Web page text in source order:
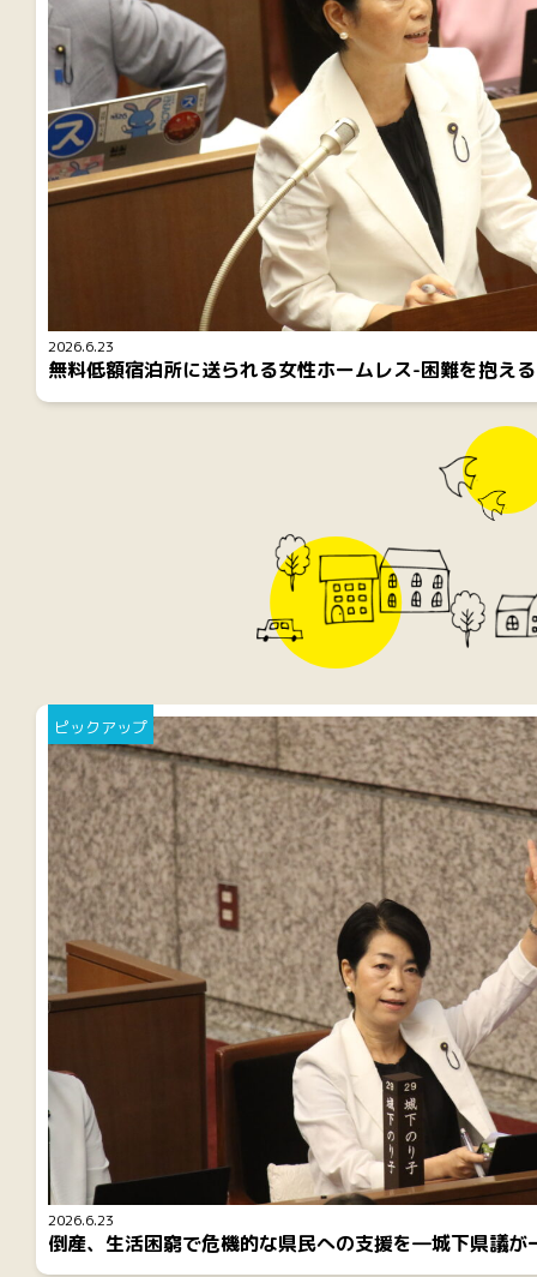
2026.6.23
無料低額宿泊所に送られる女性ホームレス-困難を抱え
2026.6.23
ピックアップ
倒産、生活困窮で危機的な県民への支援を―城下県議